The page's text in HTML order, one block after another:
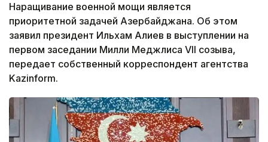
Наращивание военной мощи является
приоритетной задачей Азербайджана. Об этом
заявил президент Ильхам Алиев в выступлении на
первом заседании Милли Меджлиса VII созыва,
передает собственный корреспондент агентства
Kazinform.